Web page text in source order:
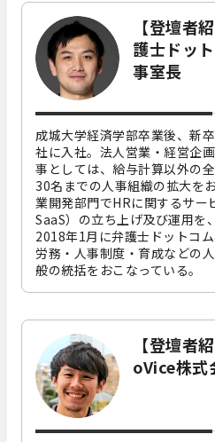
【登壇者
護士ドッ
事室長
成城大学経済学部卒業後、新
社に入社。法人営業・経営企
事としては、給与計算以外の
30名までの人事組織の拡大を
業開発部門でHRに関するサー
SaaS）の立ち上げ及び運用を
2018年1月に弁護士ドットコ
労務・人事制度・育成などの
般の統括をおこなっている。
【登壇者
oVice株